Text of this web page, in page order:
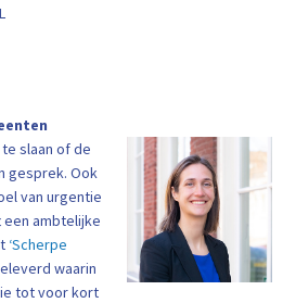
slaan of de
gesprek. Ook
van urgentie
een ambtelijke
‘Scherpe
waarin
tot voor kort